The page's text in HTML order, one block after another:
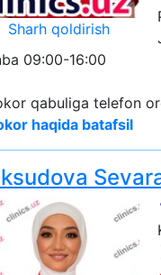
Sharh qoldirish
09:00-16:00
qabuliga telefon
haqida batafsil